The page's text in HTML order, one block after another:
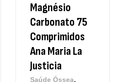
Magnésio
Carbonato 75
Comprimidos
Ana Maria La
Justicia
Saúde Óssea,